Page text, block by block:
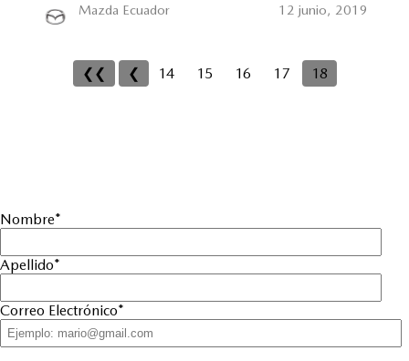
Mazda Ecuador 12 junio, 2019
❮❮ ❮ 14 15 16 17 18
Nombre*
Apellido*
Correo Electrónico*